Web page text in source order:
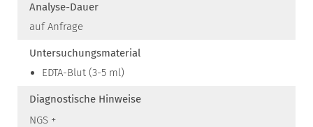
Analyse-Dauer
auf Anfrage
Untersuchungsmaterial
EDTA-Blut (3-5 ml)
Diagnostische Hinweise
NGS +